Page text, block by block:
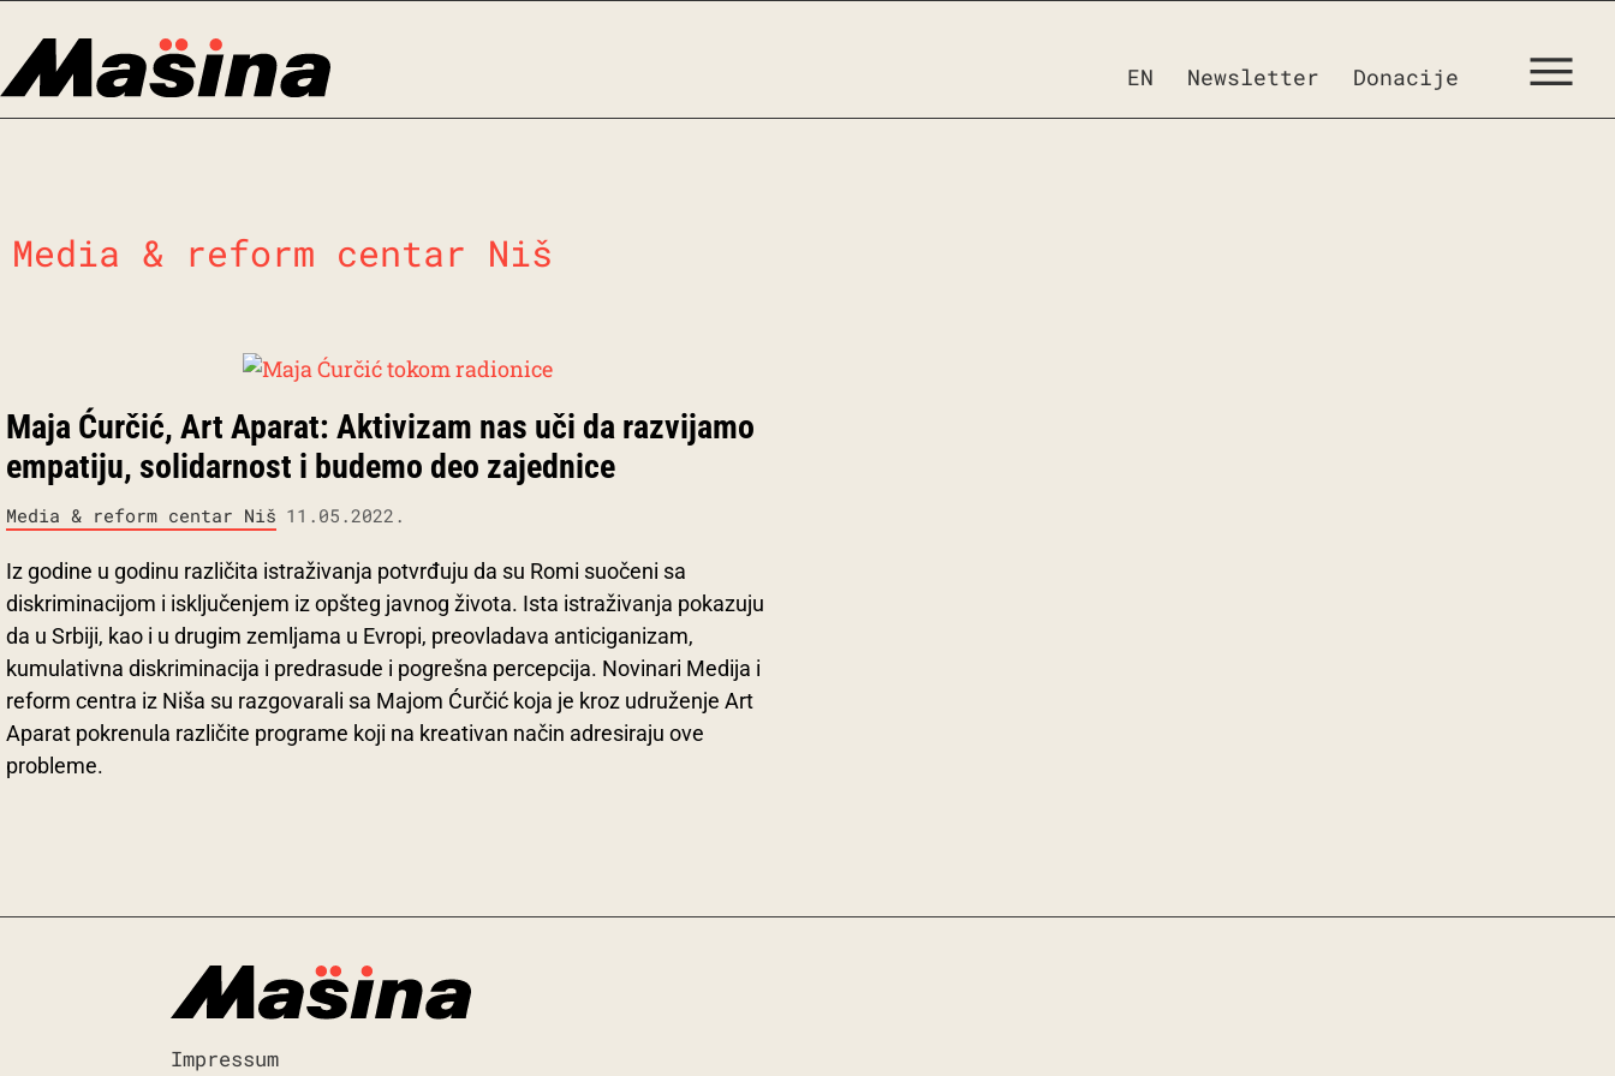
content
EN Newsletter Donacije
Media & reform centar Niš
Maja Ćurčić, Art Aparat: Aktivizam nas uči da razvijamo
empatiju, solidarnost i budemo deo zajednice
Media & reform centar Niš 11.05.2022.
Iz godine u godinu različita istraživanja potvrđuju da su Romi suočeni sa
diskriminacijom i isključenjem iz opšteg javnog života. Ista istraživanja pokazuju
da u Srbiji, kao i u drugim zemljama u Evropi, preovladava anticiganizam,
kumulativna diskriminacija i predrasude i pogrešna percepcija. Novinari Medija i
reform centra iz Niša su razgovarali sa Majom Ćurčić koja je kroz udruženje Art
Aparat pokrenula različite programe koji na kreativan način adresiraju ove
probleme.
Impressum